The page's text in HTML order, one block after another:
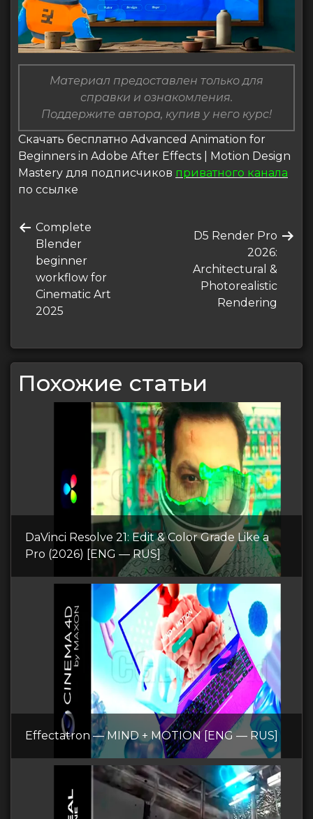
Материал предоставлен только для
справки и ознакомления.
Поддержите автора, купив у него курс!
Скачать бесплатно Advanced Animation for
Beginners in Adobe After Effects | Motion Design
Mastery для подписчиков приватного канала
по ссылке
по
записям
Предыдущая
запись
Complete
Blender
beginner
workflow for
Cinematic Art
2025
Следующая
D5 Render Pro
2026:
Architectural &
Photorealistic
Rendering
Похожие статьи
DaVinci Resolve 21: Edit & Color Grade Like a
Pro (2026) [ENG — RUS]
Effectatron — MIND + MOTION [ENG — RUS]